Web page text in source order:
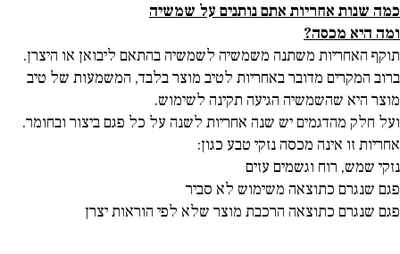
כמה שנות אחריות אתם נותנים על שמשיה
ומה היא מכסה?
תוקף האחריות משתנה משמשיה לשמשיה בהתאם ליבואן או היצרן.
ברוב המקרים מדובר באחריות לטיב מוצר בלבד, המשמעות של טיב
מוצר היא שהשמשיה הגיעה תקינה לשימוש.
ועל חלק מהדגמים יש שנה אחריות לשנה על כל פגם ביצור ובחומר.
אחריות זו אינה מכסה נזקי טבע כגון:
נזקי שמש, רוח וגשמים עזים
פגם שנגרם כתוצאה משימוש לא סביר
פגם שנגרם כתוצאה הרכבת מוצר שלא לפי הוראות יצרן